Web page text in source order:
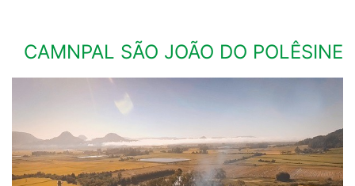
CAMNPAL SÃO JOÃO DO POLÊSINE